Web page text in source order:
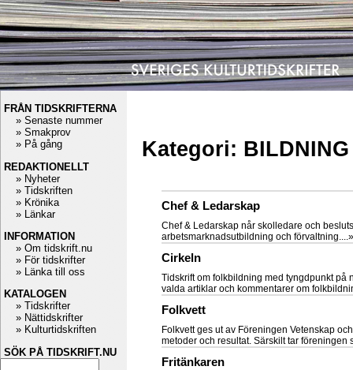
Kategori:
Chef & Ledarskap
Chef & Ledarskap når skolledare och
arbetsmarknadsutbildning och förvaltning....»
Cirkeln
Tidskrift om folkbildning med tyngdpunkt på
valda artiklar och kommentarer om
Folkvett
Folkvett ges ut av Föreningen Vetenskap
metoder och resultat. Särskilt tar föreningen
Fritänkaren
FRÅN TIDSKRIFTERNA
» Senaste nummer
» Smakprov
» På gång
REDAKTIONELLT
» Nyheter
» Tidskriften
» Krönika
» Länkar
INFORMATION
» Om tidskrift.nu
» För tidskrifter
» Länka till oss
KATALOGEN
» Tidskrifter
» Nättidskrifter
» Kulturtidskriften
SÖK PÅ TIDSKRIFT.NU